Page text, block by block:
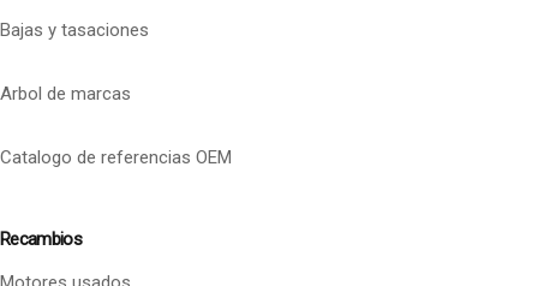
Bajas y tasaciones
Arbol de marcas
Catalogo de referencias OEM
Recambios